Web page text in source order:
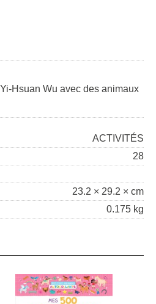
Hsuan Wu avec des animaux
ACTIVITÉS
28
23.2 × 29.2 × cm
0.175 kg